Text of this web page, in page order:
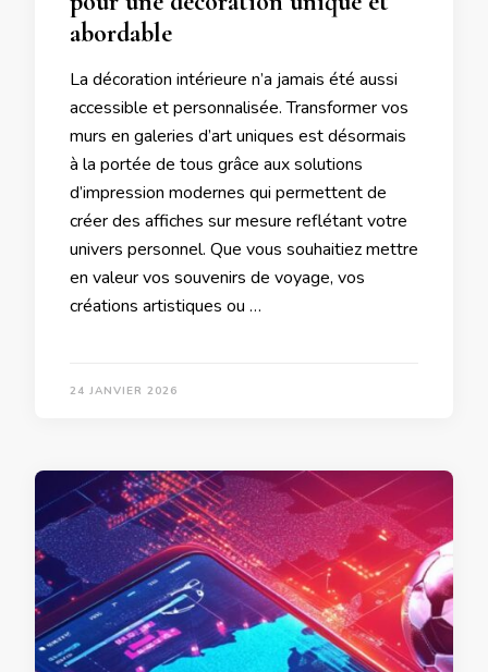
abordable
La décoration intérieure n’a jamais été aussi
accessible et personnalisée. Transformer vos
murs en galeries d’art uniques est désormais
à la portée de tous grâce aux solutions
d’impression modernes qui permettent de
créer des affiches sur mesure reflétant votre
univers personnel. Que vous souhaitiez mettre
en valeur vos souvenirs de voyage, vos
créations artistiques ou …
24 JANVIER 2026